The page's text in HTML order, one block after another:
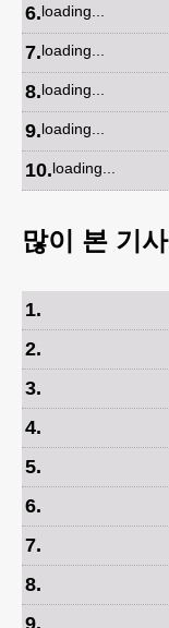
6.loading...
7.loading...
8.loading...
9.loading...
10.loading...
많이 본 기사
1.
2.
3.
4.
5.
6.
7.
8.
9.